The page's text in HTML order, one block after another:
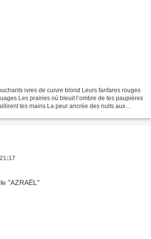
ivres de cuivre blond Leurs fanfares rouges
Les prairies où bleuit l’ombre de tes paupières
tes mains La peur ancrée des nuits aux